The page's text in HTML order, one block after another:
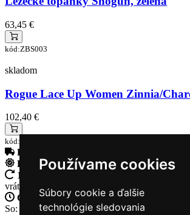
Používame cookies
Súbory cookie a ďalšie
technológie sledovania
63,45 €
kód:ZBS003
skladom
Rogue Lace Up Women Zinnia/
102,40 €
kód:5175
Doprava zadarmo
Rýchle dodanieTovar Vám odošleme do
14 Dní na vrátenie tovaru
Ak Vám tovar
vrátiť
Otvorené celý týždeňPo - pia: 8:30 - 16:30
So: 9:00 - 12:00